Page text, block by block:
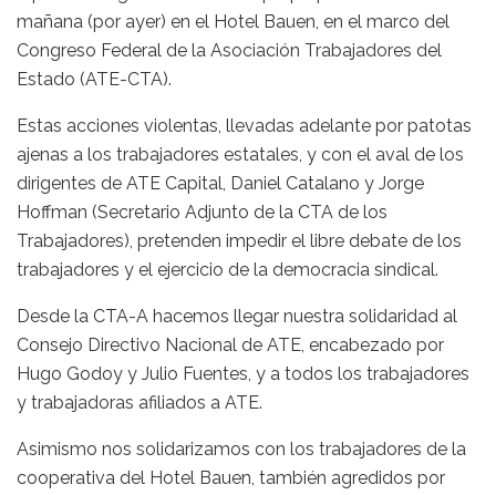
mañana (por ayer) en el Hotel Bauen, en el marco del
Congreso Federal de la Asociación Trabajadores del
Estado (ATE-CTA).
Estas acciones violentas, llevadas adelante por patotas
ajenas a los trabajadores estatales, y con el aval de los
dirigentes de ATE Capital, Daniel Catalano y Jorge
Hoffman (Secretario Adjunto de la CTA de los
Trabajadores), pretenden impedir el libre debate de los
trabajadores y el ejercicio de la democracia sindical.
Desde la CTA-A hacemos llegar nuestra solidaridad al
Consejo Directivo Nacional de ATE, encabezado por
Hugo Godoy y Julio Fuentes, y a todos los trabajadores
y trabajadoras afiliados a ATE.
Asimismo nos solidarizamos con los trabajadores de la
cooperativa del Hotel Bauen, también agredidos por